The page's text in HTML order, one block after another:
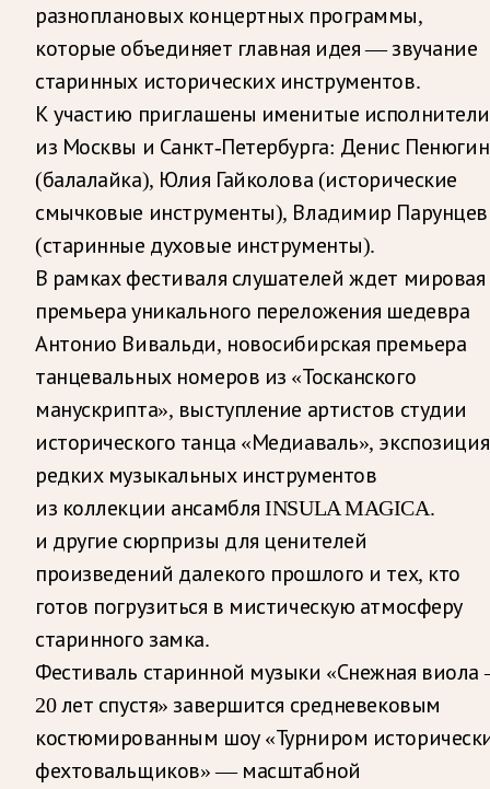
разноплановых концертных программы,
которые объединяет главная идея — звучание
старинных исторических инструментов.
К участию приглашены именитые исполнители
из Москвы и Санкт-Петербурга: Денис Пенюгин
(балалайка), Юлия Гайколова (исторические
смычковые инструменты), Владимир Парунцев
(старинные духовые инструменты).
В рамках фестиваля слушателей ждет мировая
премьера уникального переложения шедевра
Антонио Вивальди, новосибирская премьера
танцевальных номеров из «Тосканского
манускрипта», выступление артистов студии
исторического танца «Медиаваль», экспозиция
редких музыкальных инструментов
из коллекции ансамбля INSULA MAGICA.
и другие сюрпризы для ценителей
произведений далекого прошлого и тех, кто
готов погрузиться в мистическую атмосферу
старинного замка.
Фестиваль старинной музыки «Снежная
20 лет спустя» завершится средневековым
костюмированным шоу «Турниром
фехтовальщиков» — масштабной